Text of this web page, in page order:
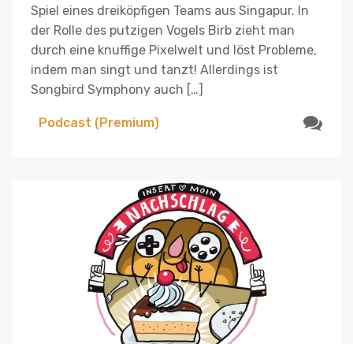
Spiel eines dreiköpfigen Teams aus Singapur. In
der Rolle des putzigen Vogels Birb zieht man
durch eine knuffige Pixelwelt und löst Probleme,
indem man singt und tanzt! Allerdings ist
Songbird Symphony auch […]
Podcast (Premium)